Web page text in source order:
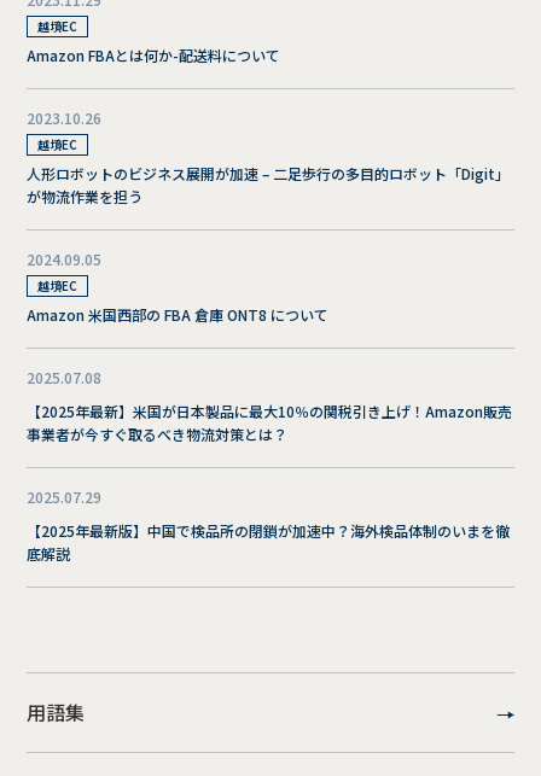
越境EC
Amazon FBAとは何か-配送料について
2023.10.26
越境EC
人形ロボットのビジネス展開が加速 – 二足歩行の多目的ロボット「Digit」
が物流作業を担う
2024.09.05
越境EC
Amazon 米国西部の FBA 倉庫 ONT8 について
2025.07.08
【2025年最新】米国が日本製品に最大10％の関税引き上げ！Amazon販売
事業者が今すぐ取るべき物流対策とは？
2025.07.29
【2025年最新版】中国で検品所の閉鎖が加速中？海外検品体制のいまを徹
底解説
用語集